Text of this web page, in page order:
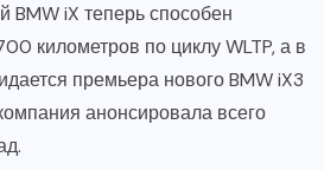
iX теперь способен
километров по циклу WLTP, а в
премьера нового BMW iX3
анонсировала всего